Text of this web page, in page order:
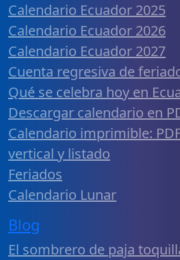
Calendario Ecuador 2025
Calendario Ecuador 2026
Calendario Ecuador 2027
Cuenta regresiva de
Qué se celebra hoy en
Descargar calendario en
Calendario imprimible:
vertical y listado
Feriados
Calendario Lunar
Blog
El sombrero de paja